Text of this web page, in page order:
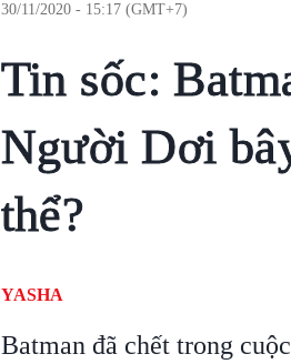
30/11/2020 - 15:17 (GMT+7)
Tin sốc:
Người Dơi
thể?
YASHA
Batman đã chết trong